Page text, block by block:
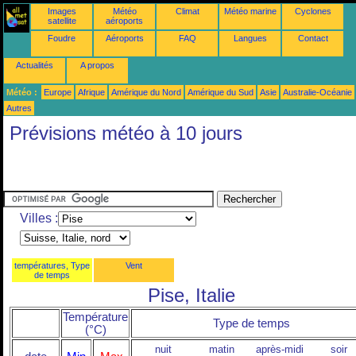
Images
satellite
Météo
aéroports
Climat Météo marine Cyclones
Foudre Aéroports FAQ Langues Contact
Actualités A propos
Météo : Europe Afrique Amérique du Nord Amérique du Sud Asie
Australie-Océanie
Autres
Prévisions météo à 10 jours
Villes :
températures, Type
de temps
Vent
Pise, Italie
Température
(°C)
Type de temps
nuit matin après-midi
soir